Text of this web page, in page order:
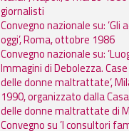
giornalisti
Convegno nazionale su: ’Gli
oggi’, Roma, ottobre 1986
Convegno nazionale su:
Immagini di Debolezza.
delle donne maltrattate’,
1990, organizzato dalla
delle donne maltrattate di
Convegno su ’I consultori